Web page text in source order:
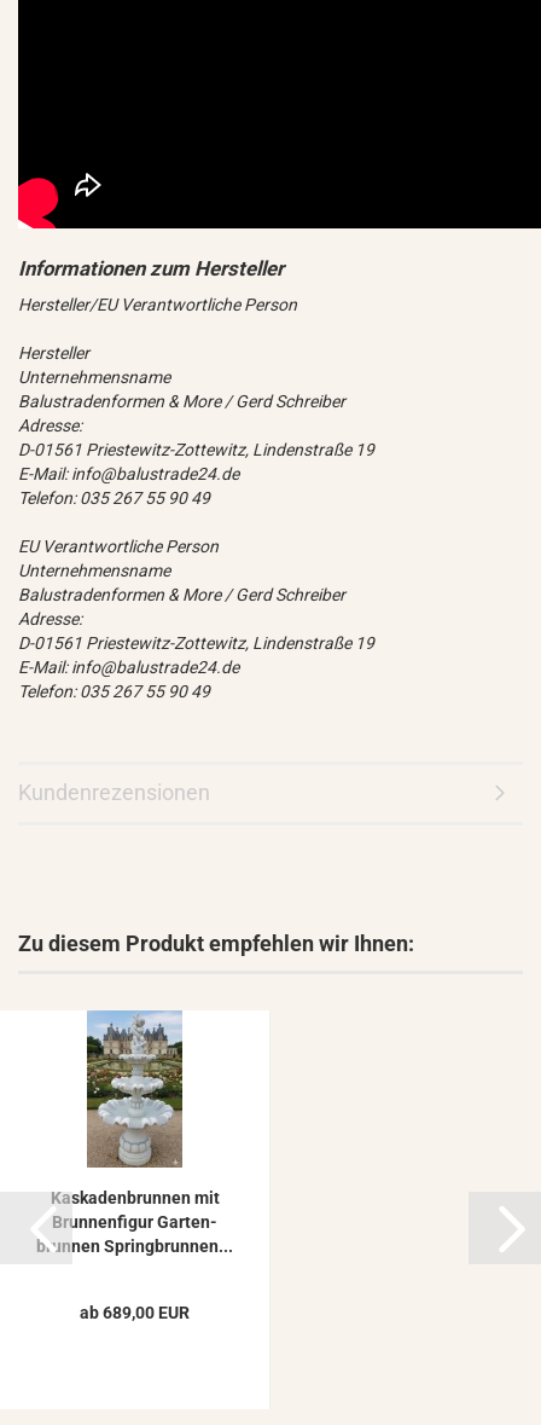
Hersteller/EU Verantwortliche Person
Hersteller
Unternehmensname
Balustradenformen & More / Gerd Schreiber
Adresse:
D-01561 Priestewitz-Zottewitz, Lindenstraße 19
E-Mail: info@balustrade24.de
Telefon: 035 267 55 90 49
EU Verantwortliche Person
Unternehmensname
Balustradenformen & More / Gerd Schreiber
Adresse:
D-01561 Priestewitz-Zottewitz, Lindenstraße 19
E-Mail: info@balustrade24.de
Telefon: 035 267 55 90 49
Kundenrezensionen
Zu diesem Produkt empfehlen wir Ihnen:
Kas­ka­den­brun­nen mit
Brun­nen­fi­gur Gar­ten­
brun­nen Spring­brun­nen...
ab 689,00 EUR